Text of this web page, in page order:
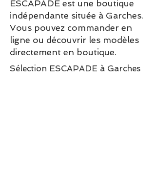
ESCAPADE est une boutique
indépendante située à Garches.
Vous pouvez commander en
ligne ou découvrir les modèles
directement en boutique.
Sélection ESCAPADE à Garches